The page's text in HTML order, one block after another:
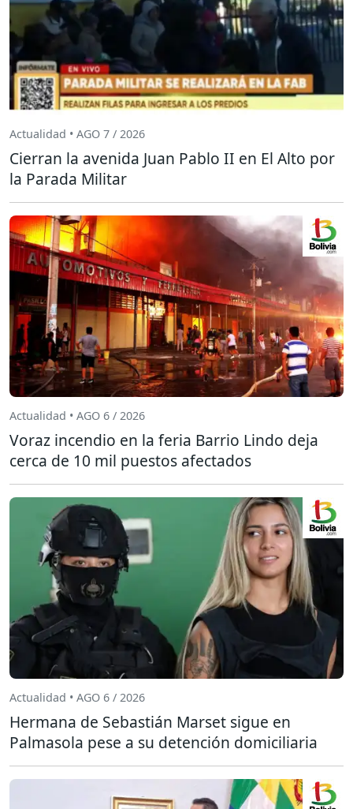
Actualidad • AGO 7 / 2026
Cierran la avenida Juan Pablo II en El Alto por
la Parada Militar
Actualidad • AGO 6 / 2026
Voraz incendio en la feria Barrio Lindo deja
cerca de 10 mil puestos afectados
Actualidad • AGO 6 / 2026
Hermana de Sebastián Marset sigue en
Palmasola pese a su detención domiciliaria